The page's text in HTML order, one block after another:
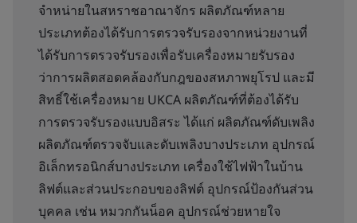
จำหน่ายในสหราชอาณาจักร ผลิตภัณฑ์หลาย
ประเภทต้องได้รับการตรวจรับรองจากหน่วยงานที่
ได้รับการตรวจรับรองเพื่อรับเครื่องหมายรับรอง
ว่าการผลิตสอดคล้องกับกฎของสหภาพยุโรป และมี
สิทธิ์ใช้เครื่องหมาย UKCA ผลิตภัณฑ์ที่ต้องได้รับ
การตรวจรับรองแบบอิสระ ได้แก่ ผลิตภัณฑ์ดับเพลิง
ผลิตภัณฑ์ตรวจจับและดับเพลิงบางประเภท อุปกรณ์
อิเล็กทรอนิกส์บางประเภท เครื่องใช้ไฟฟ้าในบ้าน
ลิฟต์และส่วนประกอบของลิฟต์ อุปกรณ์ป้องกันส่วน
บุคคล เช่น หมวกกันน็อค อุปกรณ์ช่วยหายใจ